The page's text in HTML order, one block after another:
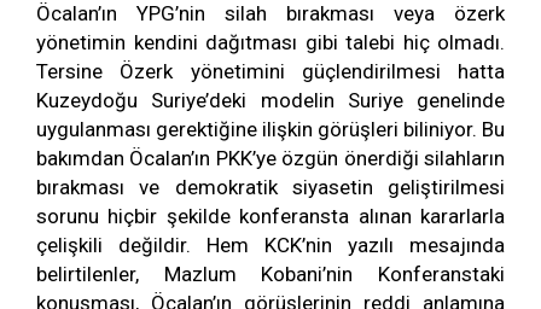
Öcalan’ın YPG’nin silah bırakması veya özerk
yönetimin kendini dağıtması gibi talebi hiç olmadı.
Tersine Özerk yönetimini güçlendirilmesi hatta
Kuzeydoğu Suriye’deki modelin Suriye genelinde
uygulanması gerektiğine ilişkin görüşleri biliniyor. Bu
bakımdan Öcalan’ın PKK’ye özgün önerdiği silahların
bırakması ve demokratik siyasetin geliştirilmesi
sorunu hiçbir şekilde konferansta alınan kararlarla
çelişkili değildir. Hem KCK’nin yazılı mesajında
belirtilenler, Mazlum Kobani’nin Konferanstaki
konuşması, Öcalan’ın görüşlerinin reddi anlamına